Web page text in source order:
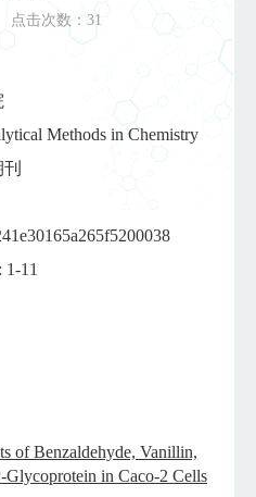
点击次数：31
Methods in Chemistry
1-11
of Benzaldehyde, Vanillin,
Glycoprotein in Caco-2 Cells